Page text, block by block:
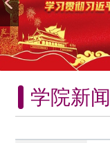
学院新闻